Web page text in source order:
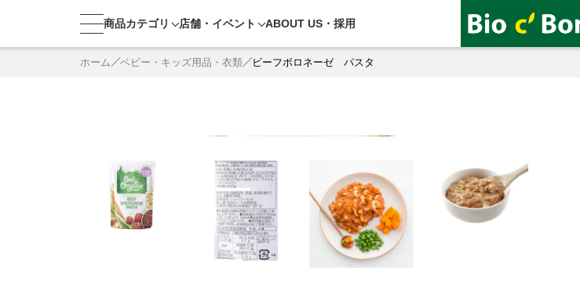
商品カテゴリ 店舗・ イベント ABOUT US・ 採用
ホーム ベビー・キッズ用品・衣類 ビーフボロネーゼ パスタ